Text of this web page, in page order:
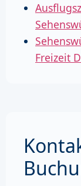
Freizeit